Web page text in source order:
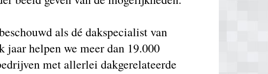
als dé dakspecialist van
helpen we meer dan 19.000
met allerlei dakgerelateerde